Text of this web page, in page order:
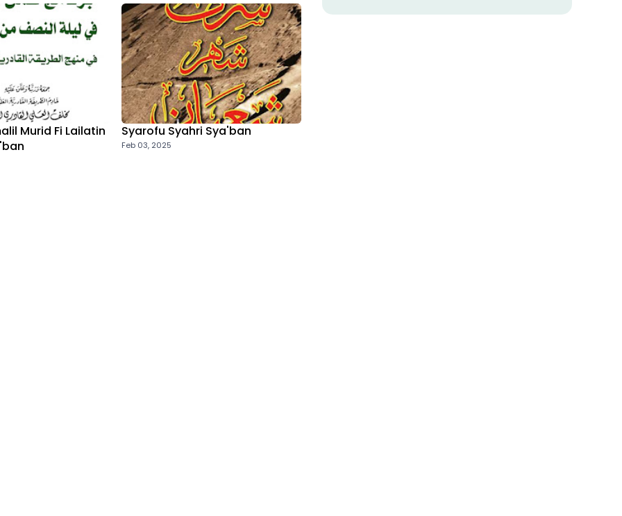
Murid Fi Lailatin
Syarofu Syahri Sya'ban
Feb 03, 2025